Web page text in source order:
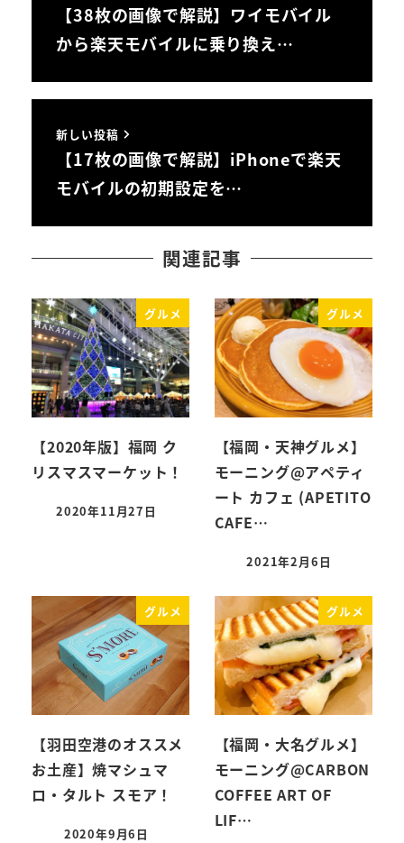
【38枚の画像で解説】ワイモバイル
から楽天モバイルに乗り換え…
新しい投稿
【17枚の画像で解説】iPhoneで楽天
モバイルの初期設定を…
関連記事
グルメ
【2020年版】福岡 ク
リスマスマーケット！
投稿日
2020年11月27日
グルメ
【福岡・天神グルメ】
モーニング@アペティ
ート カフェ (APETITO
CAFE…
投稿日
2021年2月6日
グルメ
【羽田空港のオススメ
お土産】焼マシュマ
ロ・タルト スモア！
2020年9月6日
グルメ
【福岡・大名グルメ】
モーニング@CARBON
COFFEE ART OF
LIF…